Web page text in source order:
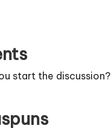
start the discussion?